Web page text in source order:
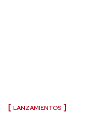
LANZAMIENTOS